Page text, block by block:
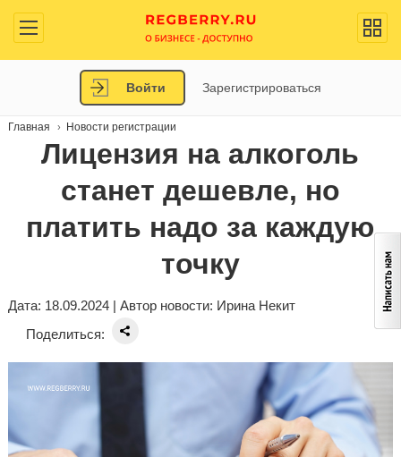
Войти Зарегистрироваться
Главная Новости регистрации
Лицензия на алкоголь
станет дешевле, но
платить надо за каждую
точку
Дата: 18.09.2024 | Автор новости: Ирина Некит
Поделиться: